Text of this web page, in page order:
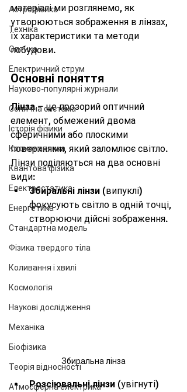
Астрофізика
Техніка
Оптика
Електричний струм
Науково-популярні журнали
Сонячна система
Історія фізики
Космонавтика
Квантова фізика
Електростатика
Енергетика
Стандартна модель
Фізика твердого тіла
Коливання і хвилі
Космологія
Наукові дослідження
Механіка
Біофізика
Теорія відносності
Атмосферна електрика
матеріалі ми розглянемо, як
утворюються зображення в лінзах,
їх характеристики та методи
побудови.
Основні поняття
Лінза – це прозорий оптичний
елемент, обмежений двома
сферичними або плоскими
поверхнями, який заломлює світло.
Лінзи поділяються на два основні
види:
Збиральні лінзи (випуклі)
фокусують світло в одній точці,
створюючи дійсні зображення.
Збиральна лінза
Розсіювальні лінзи (увігнуті)